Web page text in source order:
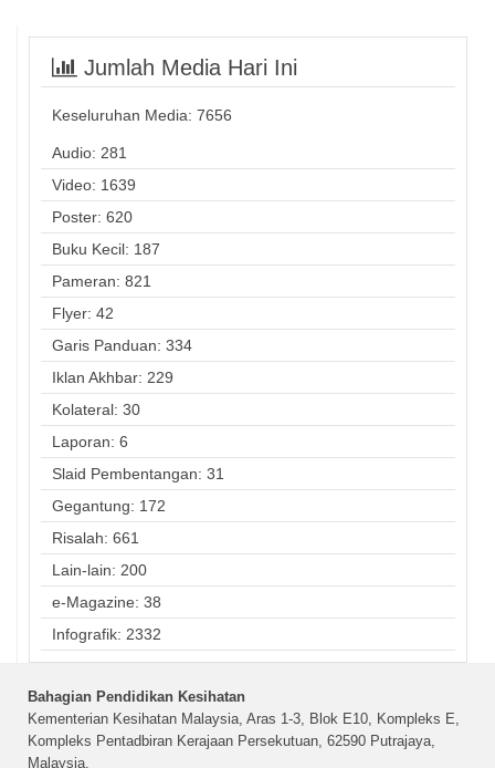
Jumlah Media Hari Ini
Keseluruhan Media: 7656
Audio: 281
Video: 1639
Poster: 620
Buku Kecil: 187
Pameran: 821
Flyer: 42
Garis Panduan: 334
Iklan Akhbar: 229
Kolateral: 30
Laporan: 6
Slaid Pembentangan: 31
Gegantung: 172
Risalah: 661
Lain-lain: 200
e-Magazine: 38
Infografik: 2332
Bahagian Pendidikan Kesihatan
Kementerian Kesihatan Malaysia, Aras 1-3, Blok E10, Kompleks E,
Kompleks Pentadbiran Kerajaan Persekutuan, 62590 Putrajaya,
Malaysia.